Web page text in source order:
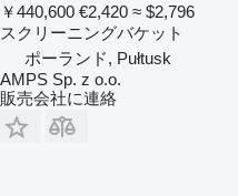
￥440,600 €2,420 ≈ $2,796
スクリーニングバケット
ポーランド, Pułtusk
AMPS Sp. z o.o.
販売会社に連絡